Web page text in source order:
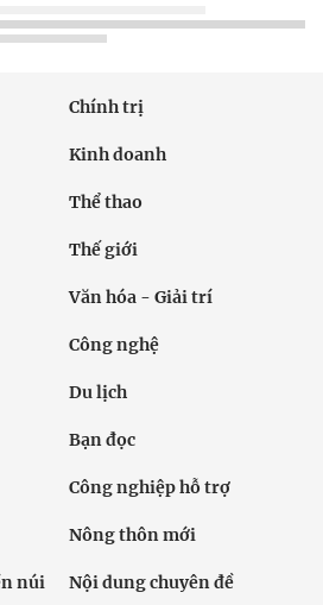
Chính trị
Kinh doanh
Thể thao
Thế giới
Văn hóa - Giải trí
Công nghệ
Du lịch
Bạn đọc
Công nghiệp hỗ trợ
Nông thôn mới
núi Nội dung chuyên đề